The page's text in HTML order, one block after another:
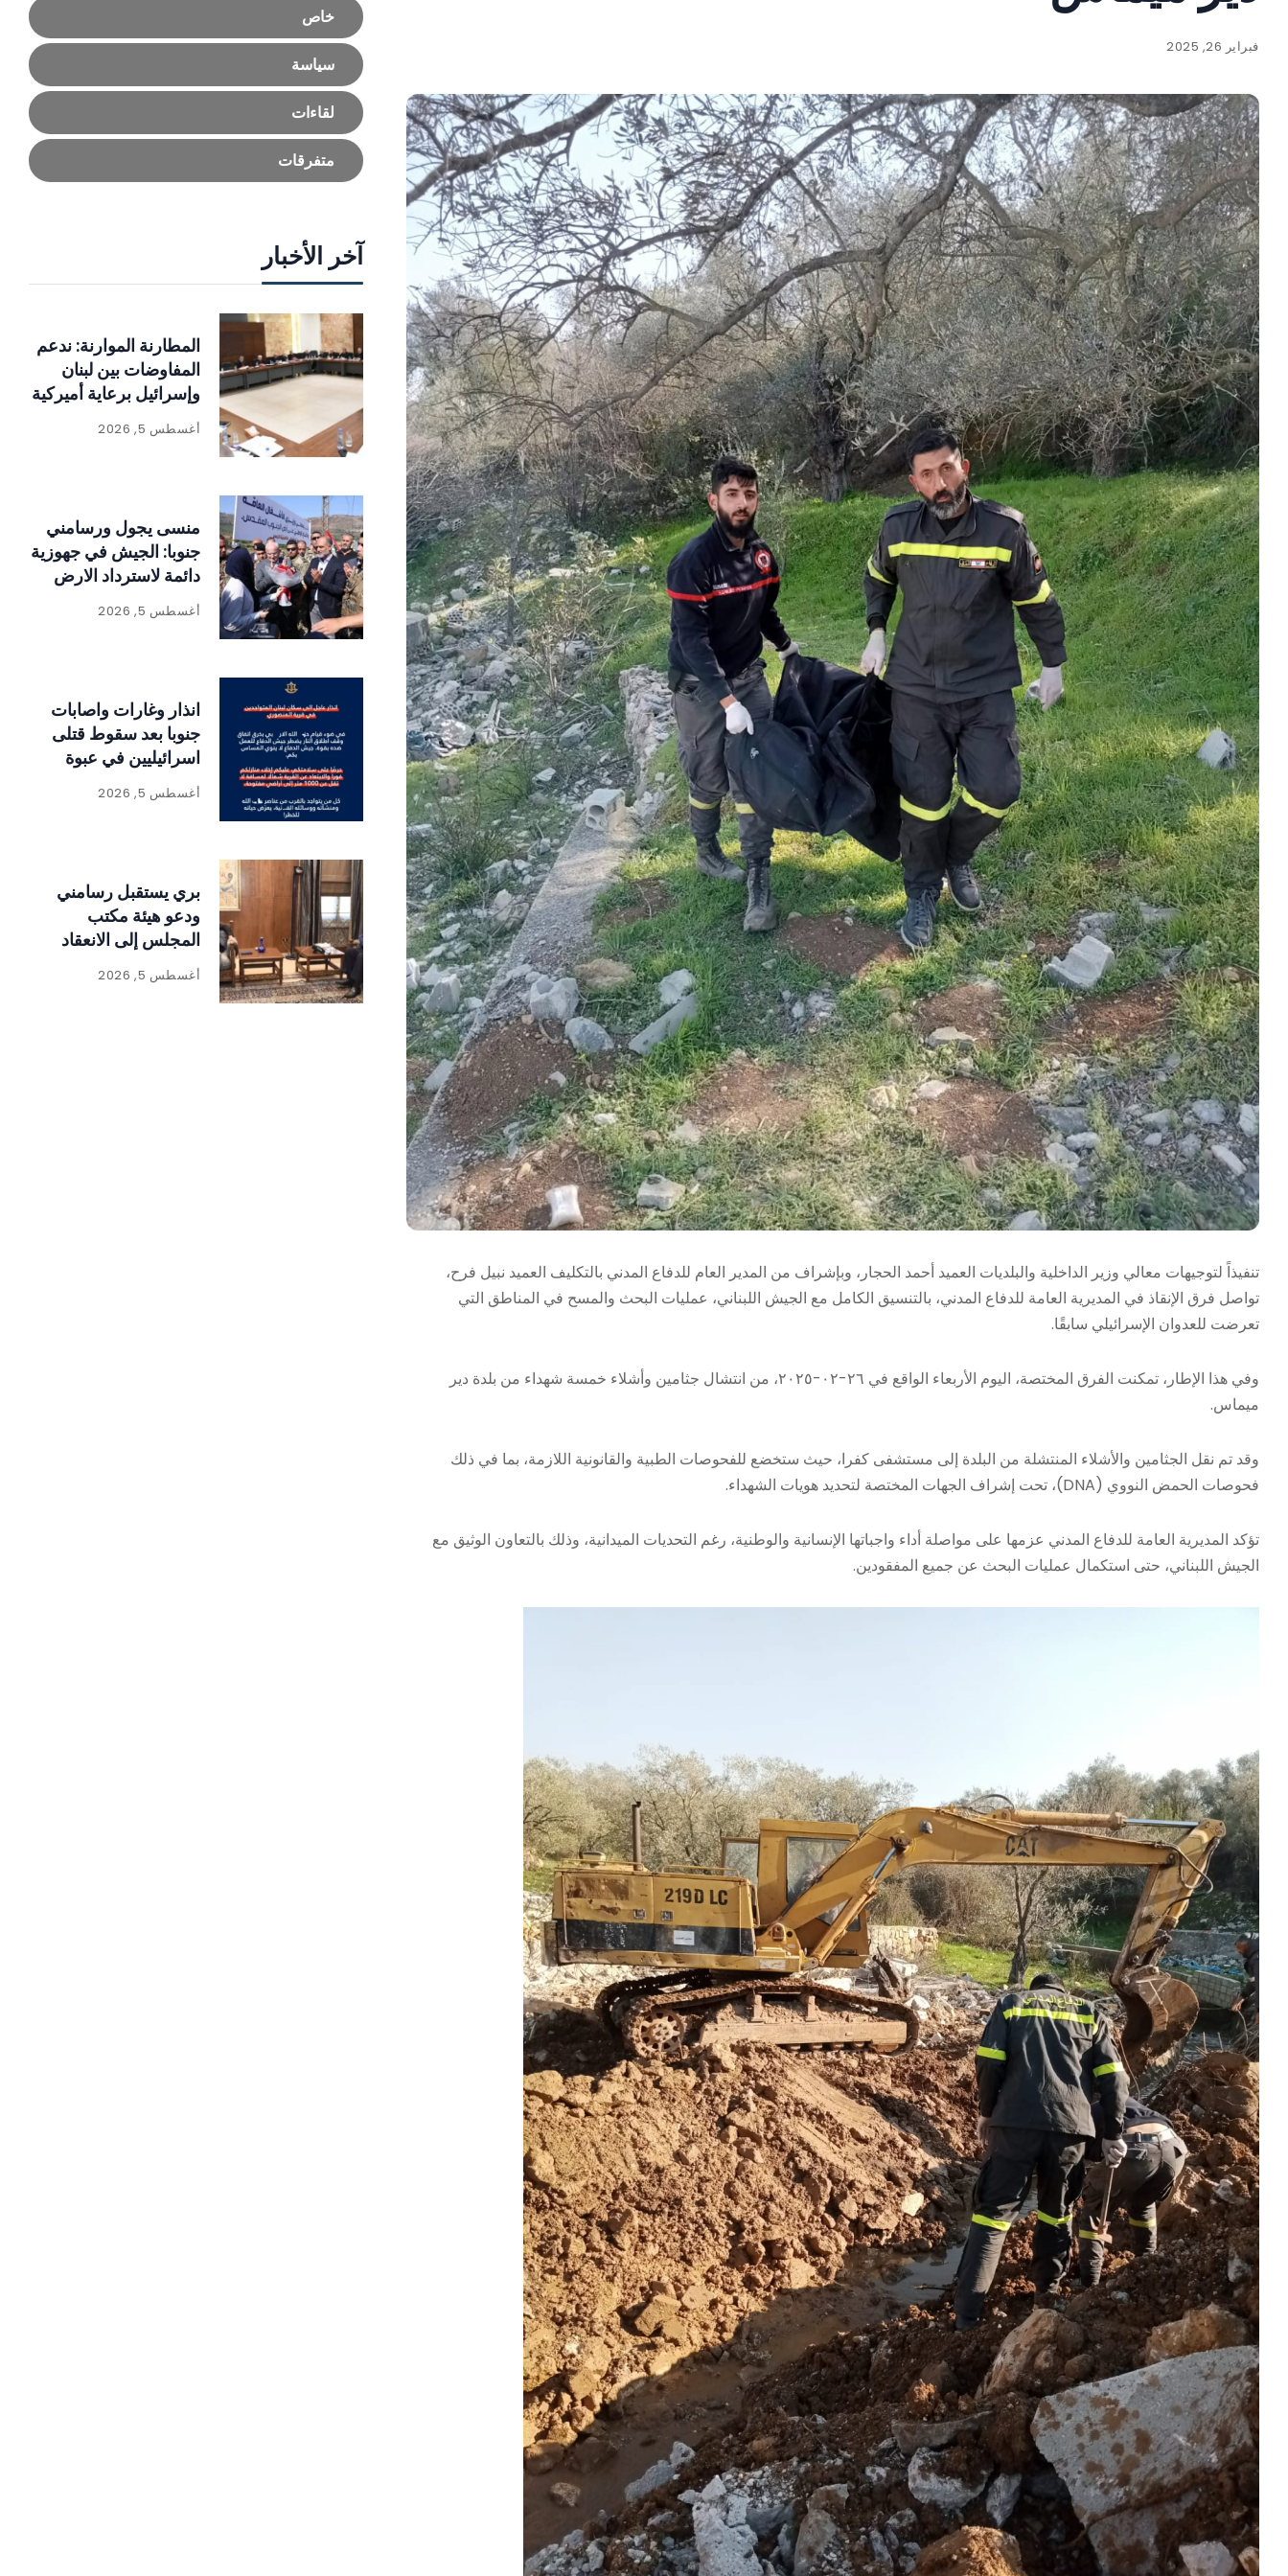
فبراير 26, 2025
تنفيذاً لتوجيهات معالي وزير الداخلية والبلديات العميد أحمد الحجار، وبإشراف من المدير العام للدفاع المدني بالتكليف العميد نبيل فرح،
تواصل فرق الإنقاذ في المديرية العامة للدفاع المدني، بالتنسيق الكامل مع الجيش اللبناني، عمليات البحث والمسح في المناطق التي
تعرضت للعدوان الإسرائيلي سابقًا.
وفي هذا الإطار، تمكنت الفرق المختصة، اليوم الأربعاء الواقع في ٢٦-٠٢-٢٠٢٥، من انتشال جثامين وأشلاء خمسة شهداء من بلدة دير
ميماس.
وقد تم نقل الجثامين والأشلاء المنتشلة من البلدة إلى مستشفى كفرا، حيث ستخضع للفحوصات الطبية والقانونية اللازمة، بما في ذلك
فحوصات الحمض النووي (DNA)، تحت إشراف الجهات المختصة لتحديد هويات الشهداء.
تؤكد المديرية العامة للدفاع المدني عزمها على مواصلة أداء واجباتها الإنسانية والوطنية، رغم التحديات الميدانية، وذلك بالتعاون الوثيق مع
الجيش اللبناني، حتى استكمال عمليات البحث عن جميع المفقودين.
خاص
سياسة
لقاءات
متفرقات
آخر الأخبار
المطارنة الموارنة: ندعم
المفاوضات بين لبنان
وإسرائيل برعاية أميركية
أغسطس 5, 2026
منسى يجول ورسامني
جنوبا: الجيش في جهوزية
دائمة لاسترداد الارض
أغسطس 5, 2026
انذار وغارات واصابات
جنوبا بعد سقوط قتلى
اسرائيليين في عبوة
ناسفة
أغسطس 5, 2026
بري يستقبل رسامني
ودعو هيئة مكتب
المجلس إلى الانعقاد
أغسطس 5, 2026